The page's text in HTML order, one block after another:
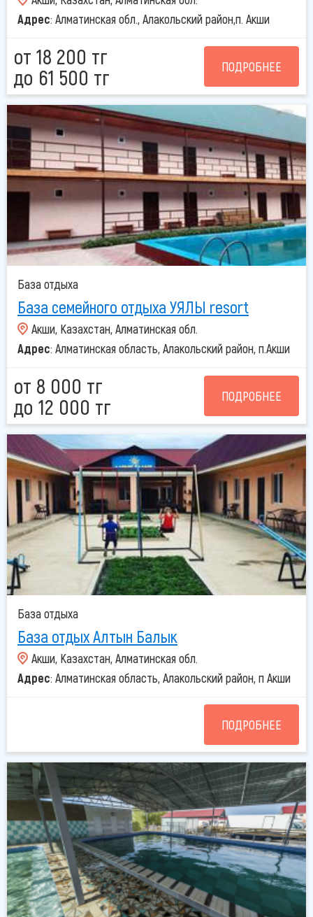
Адрес: Алматинская обл., Алакольский район,п. Акши
от 18 200 тг
до 61 500 тг
ПОДРОБНЕЕ
База отдыха
База семейного отдыха УЯЛЫ resort
Акши, Казахстан, Алматинская обл.
Адрес: Алматинская область, Алакольский район, п.Акши
от 8 000 тг
до 12 000 тг
ПОДРОБНЕЕ
База отдыха
База отдых Алтын Балык
Акши, Казахстан, Алматинская обл.
Адрес: Алматинская область, Алакольский район, п Акши
ПОДРОБНЕЕ